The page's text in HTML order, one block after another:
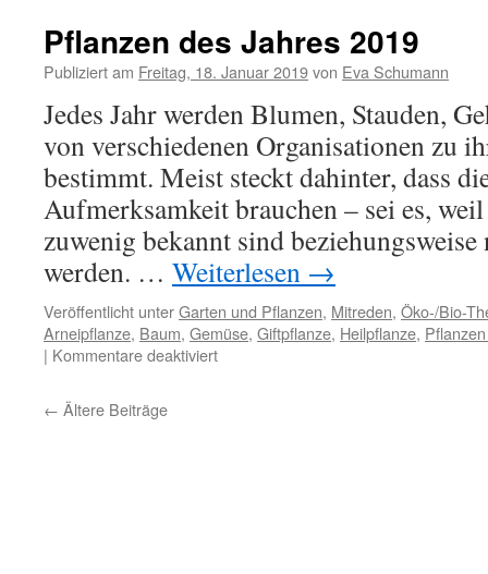
Pflanzen des Jahres 2019
Publiziert am Freitag, 18. Januar 2019von Eva Schumann
Jedes Jahr werden Blumen, Stauden,
von verschiedenen Organisationen zu
bestimmt. Meist steckt dahinter, dass
Aufmerksamkeit brauchen – sei es,
zuwenig bekannt sind
werden. … Weiterlesen →
Veröffentlicht unterGarten und Pflanzen, Mitreden, Öko-/Bio-
Arneipflanze, Baum, Gemüse, Giftpflanze, Heilpflanze,
| Kommentare deaktiviert
← Ältere Beiträge